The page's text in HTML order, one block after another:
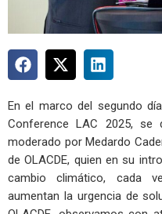
En el marco del segundo
Conference LAC 2025,
moderado por Medardo
de OLACDE, quien en su
cambio climático, cada
aumentan la urgencia de